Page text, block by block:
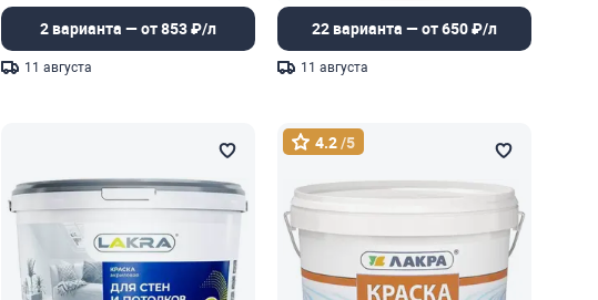
2 варианта — от 853 ₽/л
11 августа
22 варианта — от 650 ₽/л
11 августа
4.2/5